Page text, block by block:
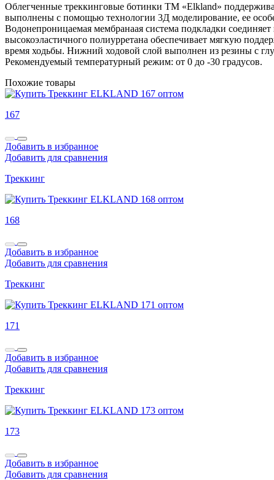
Облегченные треккинговые ботинки TM «Elkland»
выполнены с помощью технологии 3Д моделирование, ее
Водонепроницаемая мембранаая система подкладки
высокоэластичного полиурретана обеспечивает мягкую
время ходьбы. Нижний ходовой слой выполнен из резины с
Рекомендуемый температурный режим: от 0 до -30 градусов.
Похожие товары
167
Добавить в избранное
Добавить для сравнения
Треккинг
168
Добавить в избранное
Добавить для сравнения
Треккинг
171
Добавить в избранное
Добавить для сравнения
Треккинг
173
Добавить в избранное
Добавить для сравнения